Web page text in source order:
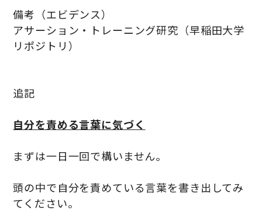
備考（エビデンス）
アサーション・トレーニング研究（早稲田大学
リポジトリ）
追記
自分を責める言葉に気づく
まずは一日一回で構いません。
頭の中で自分を責めている言葉を書き出してみ
てください。